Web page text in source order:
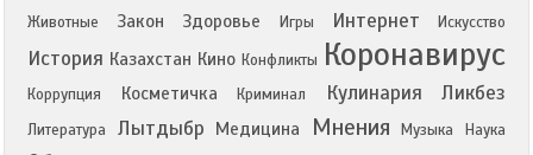
Животные
Закон Здоровье Игры Интернет Искусство
История Казахстан Кино Конфликты Коронавирус
Коррупция Косметичка Криминал Кулинария Ликбез
Литература Лытдыбр Медицина Мнения Музыка Наука